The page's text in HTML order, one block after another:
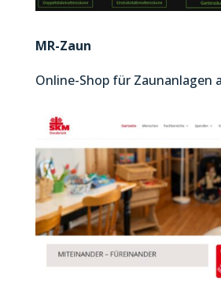
MR-Zaun
Online-Shop für Zaunanlagen